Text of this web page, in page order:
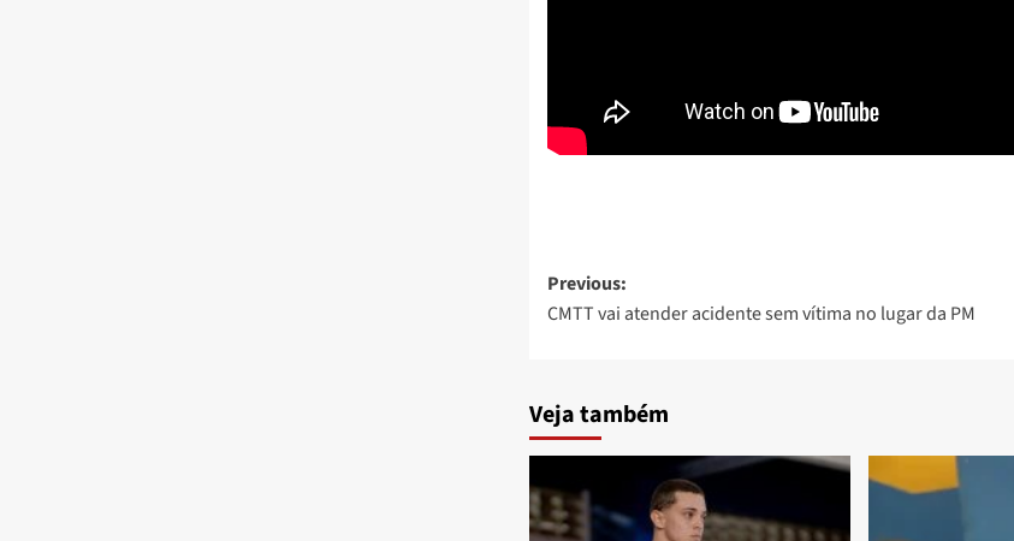
Post
navigation
Previous:
CMTT vai atender acidente sem vítima no lugar da PM
Veja também